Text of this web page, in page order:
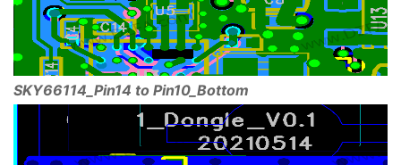
SKY66114_Pin14 to Pin10_Bottom